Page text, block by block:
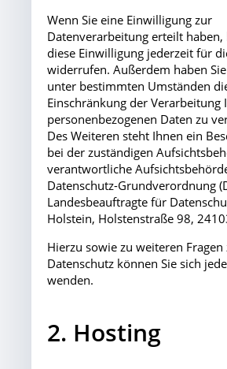
Wenn Sie eine Einwilligung zur
Datenverarbeitung erteilt haben,
diese Einwilligung jederzeit für
widerrufen. Außerdem haben Sie
unter bestimmten Umständen
Einschränkung der Verarbeitung
personenbezogenen Daten zu
Des Weiteren steht Ihnen ein
bei der zuständigen
verantwortliche
Datenschutz-Grundverordnung
Landesbeauftragte für
Holstein, Holstenstraße 98,
Hierzu sowie zu weiteren
Datenschutz können Sie sich
wenden.
2. Hosting